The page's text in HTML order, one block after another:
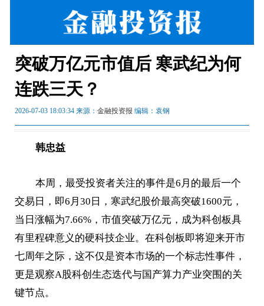
突破万亿元市值后 寒武纪为何
连跌三天？
2026-07-03 18:03:34 来源：金融投资报 编辑：袁钢
韩忠益
本周，最受投资者关注的事件是6月的最后一个
交易日，即6月30日，寒武纪股价最高突破1600元，
当日涨幅为7.66%，市值突破万亿元，成为科创板具
有里程碑意义的硬科技企业。在科创板即将迎来开市
七周年之际，这不仅是资本市场的一个标志性事件，
更是观察A股科创生态迭代与国产算力产业突围的关
键节点。